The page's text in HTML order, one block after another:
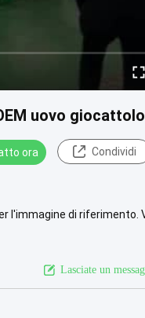
uovo giocattolo
ora Condividi
l'immagine di riferimento.
Lasciate un